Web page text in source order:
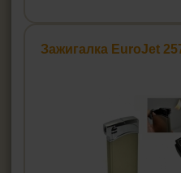
Зажигалка EuroJet